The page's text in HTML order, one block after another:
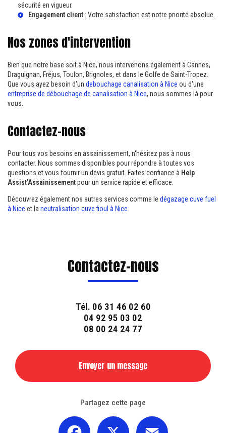
sécurité en vigueur.
Engagement client : Votre satisfaction est notre priorité absolue.
Nos zones d'intervention
Bien que notre base soit à Nice, nous intervenons également à Cannes,
Draguignan, Fréjus, Toulon, Brignoles, et dans le Golfe de Saint-Tropez.
Que vous ayez besoin d'un debouchage canalisation à Nice ou d'une
entreprise de débouchage de canalisation à Nice, nous sommes là pour
vous.
Contactez-nous
Pour tous vos besoins en assainissement, n'hésitez pas à nous
contacter. Nous sommes disponibles pour répondre à toutes vos
questions et vous fournir un devis gratuit. Faites confiance à Help
Assist'Assainissementpour un service rapide et efficace.
Découvrez également nos autres services comme le dégazage cuve fuel
à Nice et la neutralisation cuve fioul à Nice
Contactez-nous
Tél. 06 31 46 02 60
04 92 95 03 02
08 00 24 24 77
Envoyer un message
Partagez cette page
Facebook